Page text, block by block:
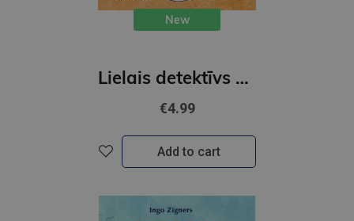
New
Lielais detektīvs 4/2026
€4.99
Add to cart